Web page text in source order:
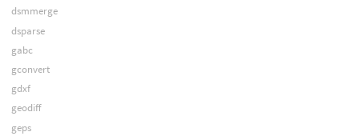
dsmmerge
dsparse
gabc
gconvert
gdxf
geodiff
geps